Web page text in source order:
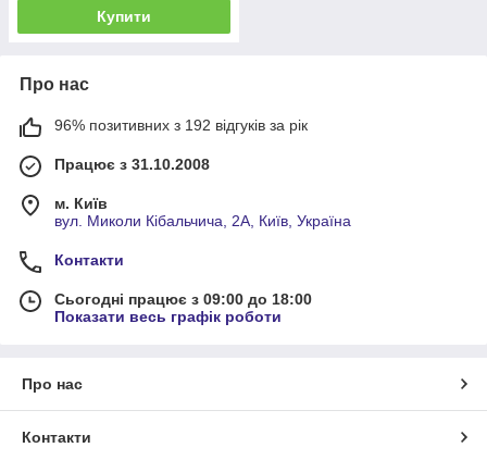
Купити
Про нас
96% позитивних з 192 відгуків за рік
Працює з 31.10.2008
м. Київ
вул. Миколи Кібальчича, 2А, Київ, Україна
Контакти
Сьогодні працює з 09:00 до 18:00
Показати весь графік роботи
Про нас
Контакти